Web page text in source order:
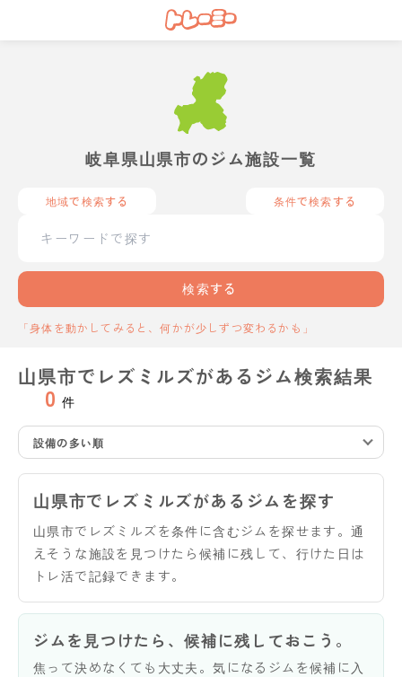
岐阜県山県市のジム施設一覧
地域で検索する 条件で検索する
検索する
「身体を動かしてみると、何かが少しずつ変わるかも」
山県市でレズミルズがあるジム検索結果
0 件
設備の多い順
山県市でレズミルズがあるジムを探す
山県市でレズミルズを条件に含むジムを探せます。通
えそうな施設を見つけたら候補に残して、行けた日は
トレ活で記録できます。
ジムを見つけたら、候補に残しておこう。
焦って決めなくても大丈夫。気になるジムを候補に入